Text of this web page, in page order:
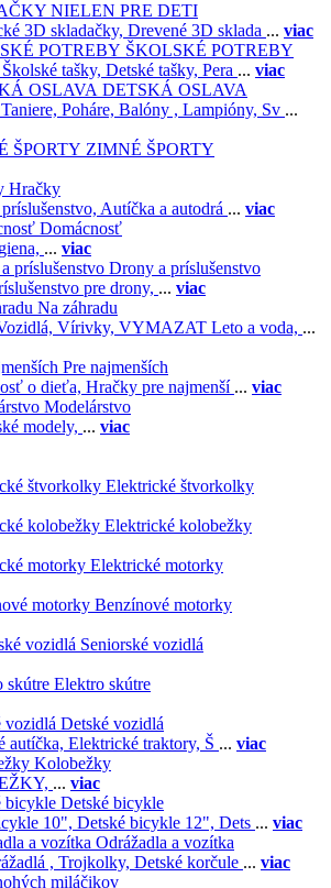
NIELEN PRE DETI
3D skladačky, Drevené 3D sklada ... viac
ŠKOLSKÉ POTREBY
Školské tašky, Detské tašky, Pera ... viac
DETSKÁ OSLAVA
Taniere, Poháre, Balóny , Lampióny, Sv ...
ZIMNÉ ŠPORTY
Hračky
Autíčka a autodrá ... viac
Domácnosť
... viac
Drony a príslušenstvo
pre drony, ... viac
Na záhradu
Vírivky, VYMAZAT Leto a voda, ...
Pre najmenších
o dieťa, Hračky pre najmenší ... viac
Modelárstvo
modely, ... viac
Elektrické štvorkolky
Elektrické kolobežky
Elektrické motorky
Benzínové motorky
Seniorské vozidlá
Elektro skútre
Detské vozidlá
autíčka, Elektrické traktory, Š ... viac
Kolobežky
... viac
Detské bicykle
10", Detské bicykle 12", Dets ... viac
Odrážadla a vozítka
, Trojkolky, Detské korčule ... viac
miláčikov